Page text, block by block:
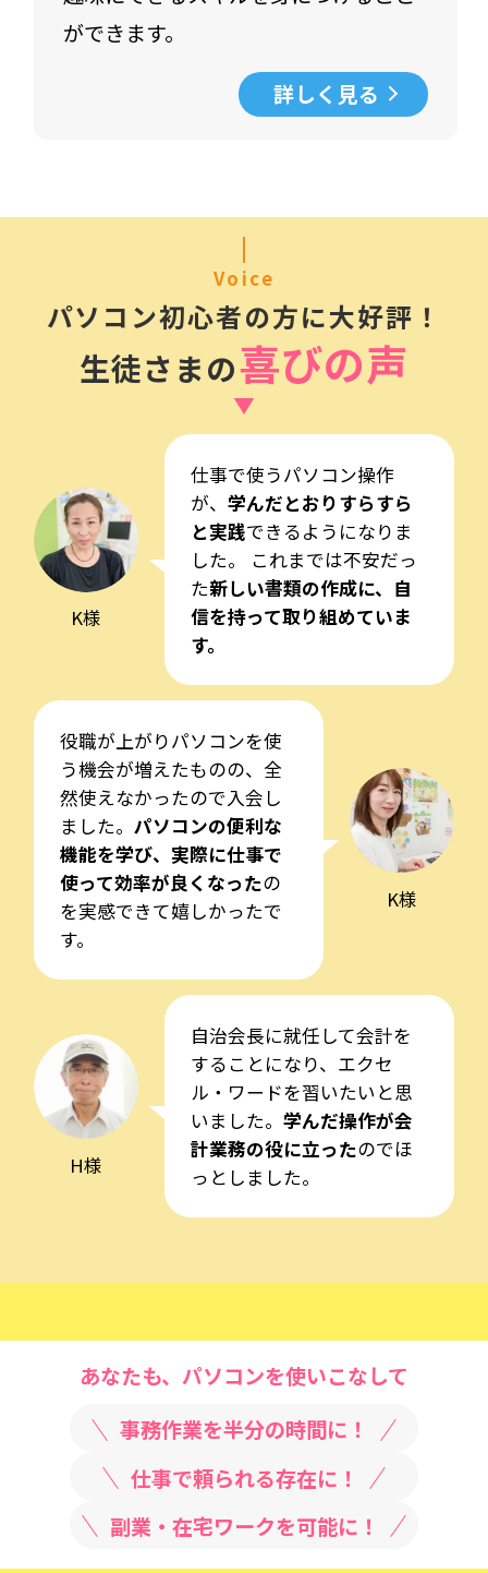
ができます。
詳しく見る
Voice
パソコン初心者の方に大好評！
生徒さまの喜びの声
K様
仕事で使うパソコン操作
が、 学んだとおりすらすら
と実践できるようになりま
した。 これまでは不安だっ
た新しい書類の作成に、自
信を持って取り組めていま
す。
K様
役職が上がりパソコンを使
う機会が増えたものの、全
然使えなかったので入会し
ました。パソコンの便利な
機能を学び、実際に仕事で
使って効率が良くなったの
を実感できて嬉しかったで
す。
H様
自治会長に就任して会計を
することになり、エクセ
ル・ワードを習いたいと思
いました。 学んだ操作が会
計業務の役に立ったのでほ
っとしました。
あなたも、パソコンを使いこなして
事務作業を半分の時間に！
仕事で頼られる存在に！
副業・在宅ワークを可能に！